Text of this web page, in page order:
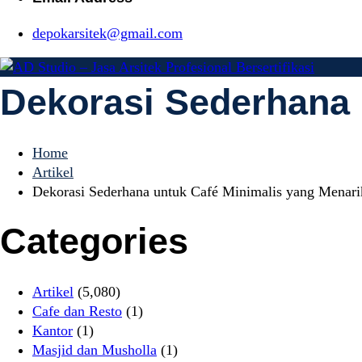
depokarsitek@gmail.com
AD Studio –
Bersertifikasi
AD Studio – Jasa Arsitek Profesional Bersertifikasi
Dekorasi
Home
Artikel
Dekorasi Sederhana untuk Café Minimalis yang
Categories
Artikel (5,080)
Cafe dan Resto (1)
Kantor (1)
Masjid dan Musholla (1)